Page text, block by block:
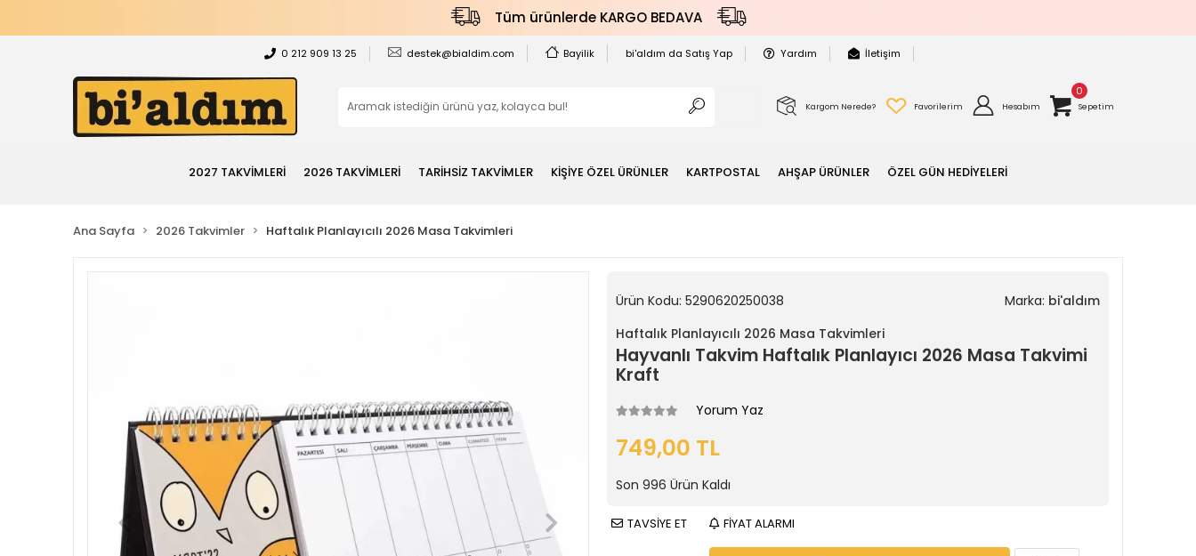
Tüm ürünlerde KARGO BEDAVA
0 212 909 13 25 destek@bialdim.com Bayilik bi'aldım da Satış Yap Yardım İletişim
Kargom Nerede? Favorilerim Hesabım
0
Sepetim
2027 TAKVİMLERİ 2026 TAKVİMLERİ TARİHSİZ TAKVİMLER KİŞİYE ÖZEL ÜRÜNLER KARTPOSTAL AHŞAP ÜRÜNLER ÖZEL GÜN HEDİYELERİ
Ana Sayfa 2026 Takvimler Haftalık Planlayıcılı 2026 Masa Takvimleri
Ürün Kodu: 5290620250038 Marka: bi'aldım
Haftalık Planlayıcılı 2026 Masa Takvimleri
Hayvanlı Takvim Haftalık Planlayıcı 2026 Masa Takvimi
Kraft
Yorum Yaz
749,00 TL
Son 996 Ürün Kaldı
TAVSİYE ET FİYAT ALARMI